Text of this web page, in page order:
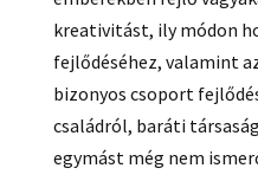
kreativitást, ily módon
fejlődéséhez, valamint
bizonyos csoport
családról, baráti
egymást még nem